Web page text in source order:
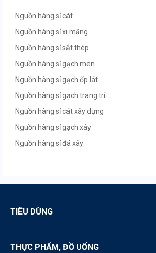
Nguồn hàng sỉ cát
Nguồn hàng sỉ xi măng
Nguồn hàng sỉ sắt thép
Nguồn hàng sỉ gạch men
Nguồn hàng sỉ gạch ốp lát
Nguồn hàng sỉ gạch trang trí
Nguồn hàng sỉ cát xây dựng
Nguồn hàng sỉ gạch xây
Nguồn hàng sỉ đá xây
TIÊU DÙNG
THỰC PHẨM, ĐỒ UỐNG